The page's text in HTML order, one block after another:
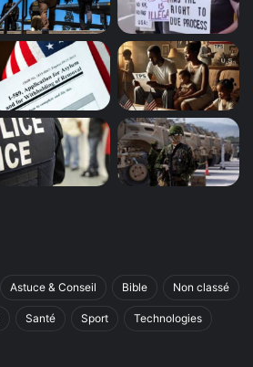
Astuce & Conseil Bible Non classé
Santé Sport Technologies